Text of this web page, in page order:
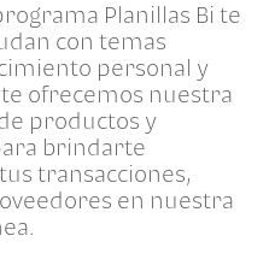
Planillas Bi te
con temas
personal y
ofrecemos nuestra
productos y
brindarte
transacciones,
en nuestra